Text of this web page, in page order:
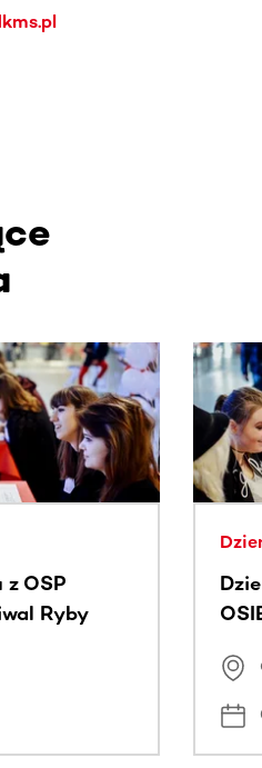
w poziomie. Użyj
z OSP
Ryby